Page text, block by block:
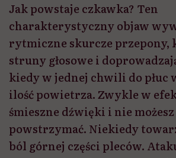
Jak powstaje czkawka? Ten
charakterystyczny objaw
rytmiczne skurcze przepony,
struny głosowe i
kiedy w jednej chwili do płuc
ilość powietrza. Zwykle w
śmieszne dźwięki i nie
powstrzymać. Niekiedy
ból górnej części pleców.